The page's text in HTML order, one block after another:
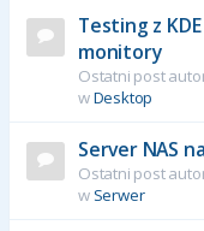
Testing z
monitory
Ostatni post
wDesktop
Server NAS
Ostatni post
w Serwer